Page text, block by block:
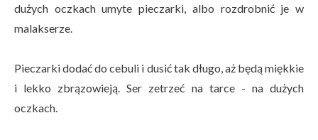
dużych oczkach umyte pieczarki, albo rozdrobnić je w
malakserze.
Pieczarki dodać do cebuli i dusić tak długo, aż będą miękkie
i lekko zbrązowieją. Ser zetrzeć na tarce - na dużych
oczkach.